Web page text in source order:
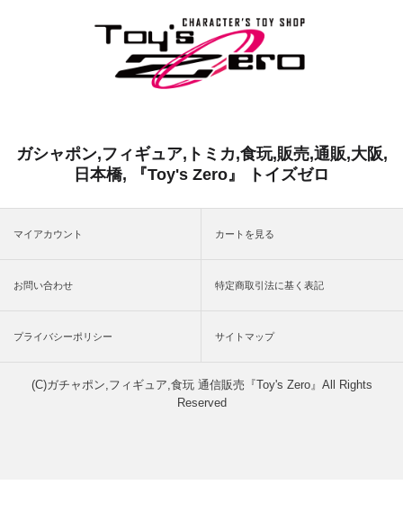
ガシャポン,フィギュア,トミカ,食玩,販売,通販,大阪,
日本橋, 『Toy's Zero』 トイズゼロ
マイアカウント カートを見る
お問い合わせ 特定商取引法に基く表記
プライバシーポリシー サイトマップ
(C)ガチャポン,フィギュア,食玩 通信販売『Toy's Zero』All Rights
Reserved